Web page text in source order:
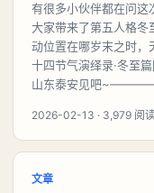
有很多小伙伴都在问这
大家带来了第五人格冬
动位置在哪岁末之时，
十四节气演绎录·冬至
山东泰安见吧
2026-02-13 · 3,979 阅
文章